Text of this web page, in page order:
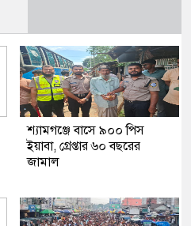
শ্যামগঞ্জে বাসে ৯০০ পিস
ইয়াবা, গ্রেপ্তার ৬০ বছরের
জামাল